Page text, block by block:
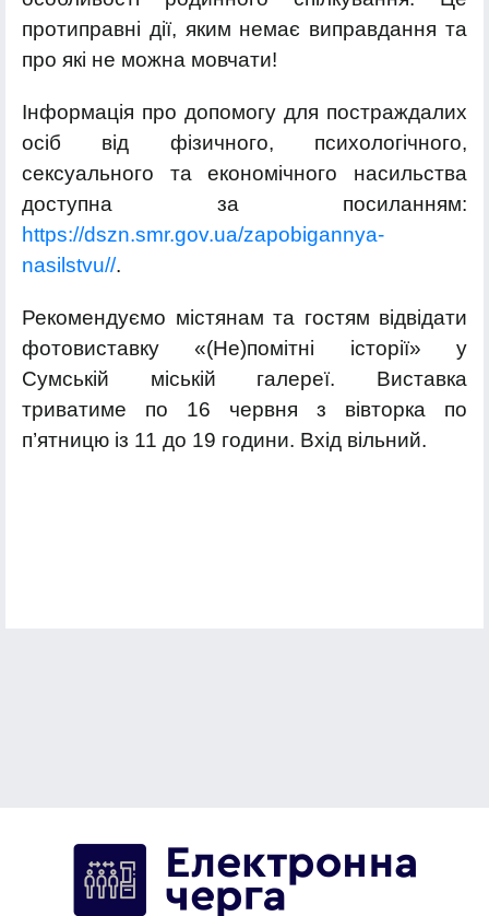
протиправні дії, яким немає виправдання та
про які не можна мовчати!
Інформація про допомогу для постраждалих
осіб від фізичного, психологічного,
сексуального та економічного насильства
доступна за посиланням:
https://dszn.smr.gov.ua/zapobigannya-
nasilstvu//.
Рекомендуємо містянам та гостям відвідати
фотовиставку «(Не)помітні історії» у
Сумській міській галереї. Виставка
триватиме по 16 червня з вівторка по
п’ятницю із 11 до 19 години. Вхід вільний.